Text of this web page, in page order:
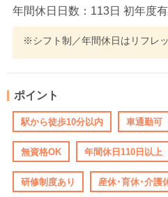
年間休日日数：113日 初年度
※シフト制／年間休日はリフレ
ポイント
駅から徒歩10分以内 車通勤可
無資格OK 年間休日110日以上
研修制度あり 産休･育休･介護